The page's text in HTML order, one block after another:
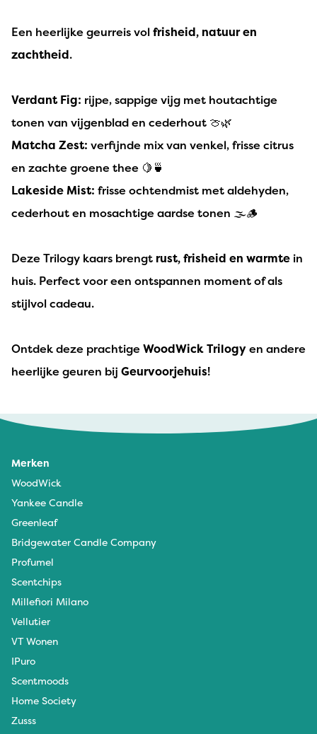
Een heerlijke geurreis volfrisheid, natuur en
zachtheid.
Verdant Fig: rijpe, sappige vijg met houtachtige
tonen van vijgenblad en cederhout 🍈🌿
Matcha Zest: verfijnde mix van venkel, frisse citrus
en zachte groene thee 🍋🍵
Lakeside Mist: frisse ochtendmist met aldehyden,
cederhout en mosachtige aardse tonen 🌫️🪵
Deze Trilogy kaars brengt rust, frisheid en warmte in
huis. Perfect voor een ontspannen moment of als
stijlvol cadeau.
Ontdek deze prachtige WoodWick Trilogyen andere
heerlijke geuren bij Geurvoorjehuis!
Merken
WoodWick
Yankee Candle
Greenleaf
Bridgewater Candle Company
Profumel
Scentchips
Millefiori Milano
Vellutier
VT Wonen
IPuro
Scentmoods
Home Society
Zusss